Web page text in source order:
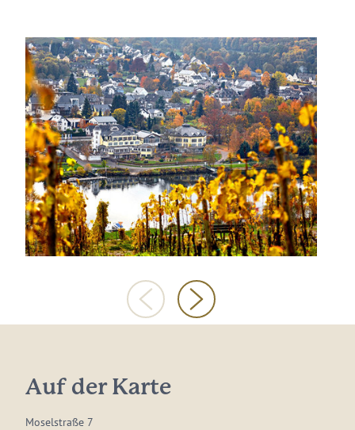
Auf der Karte
Moselstraße 7